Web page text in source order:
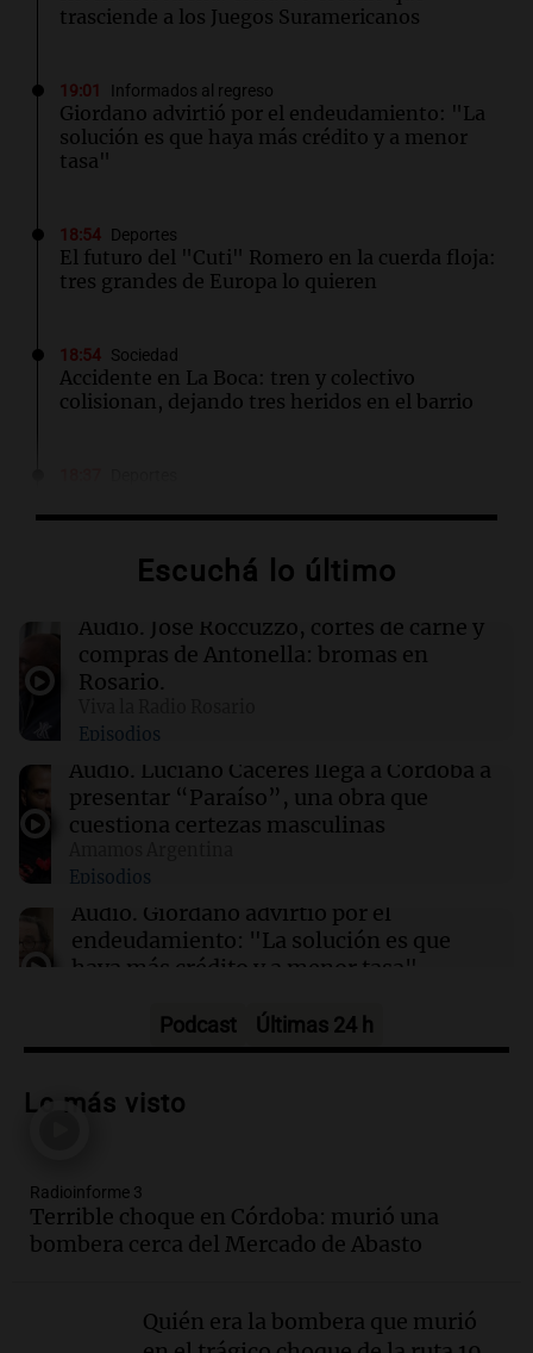
trasciende a los Juegos Suramericanos
19:01 Informados al regreso
Giordano advirtió por el endeudamiento: "La
solución es que haya más crédito y a menor
tasa"
18:54 Deportes
El futuro del "Cuti" Romero en la cuerda floja:
tres grandes de Europa lo quieren
18:54 Sociedad
Accidente en La Boca: tren y colectivo
colisionan, dejando tres heridos en el barrio
jugar contra Boca: "O soy dirigente o jugador"
Helicóptero se estrella mientras combate
incendio forestal en Utah; estado de los
pilotos es incierto
18:33 Mundo
Abelardo De la Espriella asume la presidencia
de Colombia en un acto histórico
Promocionan cortes de cerdo a precio
especial: "Hoy el tema económico cala"
Escuchá lo último
Audio. José Roccuzzo, cortes de carne y
compras de Antonella: bromas en
Rosario.
Episodios
Audio. Luciano Cáceres llega a Córdoba a
presentar “Paraíso”, una obra que
cuestiona certezas masculinas
Episodios
Audio. Giordano advirtió por el
endeudamiento: "La solución es que
haya más crédito y a menor tasa"
Audio.Media sanción a la ley de
propietarios e inquilinos en Argentina
Audio.Promocionan cortes de cerdo
ante la caída de consumo de carne de
vaca por precios.
Podcast Últimas 24 h
Lo más visto
Radioinforme 3
Terrible choque en Córdoba: murió una
bombera cerca del Mercado de Abasto
Quién era la bombera que murió